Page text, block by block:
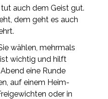
auch dem Geist gut.
dem geht es auch
wählen, mehrmals
wichtig und hilft
eine Runde
auf einem Heim-
oder in